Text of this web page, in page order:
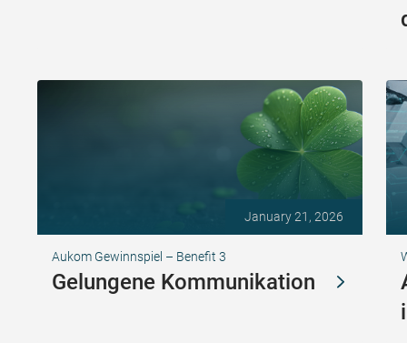
January 21, 2026
Aukom Gewinnspiel – Benefit 3
Gelungene Kommunikation